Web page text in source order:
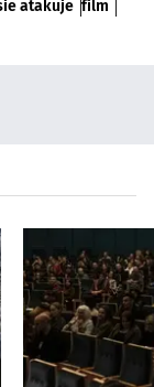
atakuje film